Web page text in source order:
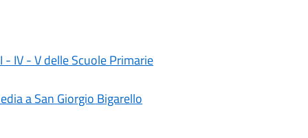
IV - V delle Scuole Primarie
a San Giorgio Bigarello